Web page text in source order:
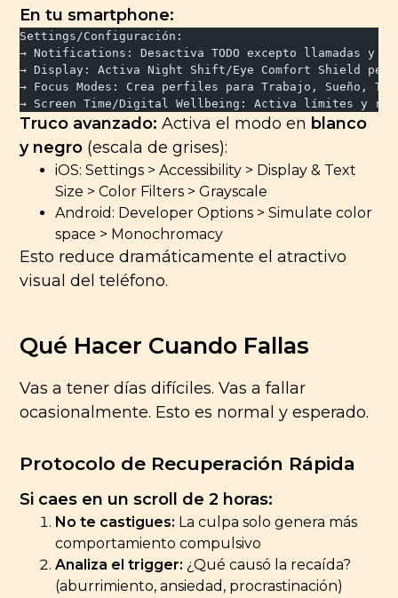
En tu smartphone:
Settings/Configuración:
→ Notifications: Desactiva TODO excepto llamadas y
→ Display: Activa Night Shift/Eye Comfort Shield
→ Focus Modes: Crea perfiles para Trabajo, Sueño,
→ Screen Time/Digital Wellbeing: Activa límites y
Truco avanzado: Activa el modo en blanco
y negro (escala de grises):
iOS: Settings > Accessibility > Display & Text
Size > Color Filters > Grayscale
Android: Developer Options > Simulate color
space > Monochromacy
Esto reduce dramáticamente el atractivo
visual del teléfono.
Qué Hacer Cuando Fallas
Vas a tener días difíciles. Vas a fallar
ocasionalmente. Esto es normal y esperado.
Protocolo de Recuperación Rápida
Si caes en un scroll de 2 horas:
No te castigues: La culpa solo genera más
comportamiento compulsivo
Analiza el trigger: ¿Qué causó la recaída?
(aburrimiento, ansiedad, procrastinación)